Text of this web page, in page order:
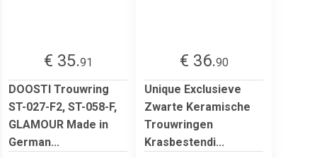
€ 35.91
DOOSTI Trouwring
ST-027-F2, ST-058-F,
GLAMOUR Made in
German...
€ 36.90
Unique Exclusieve
Zwarte Keramische
Trouwringen
Krasbestendi...